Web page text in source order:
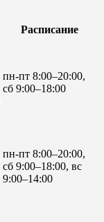
Расписание
пн-пт 8:00–20:00,
сб 9:00–18:00
пн-пт 8:00–20:00,
сб 9:00–18:00, вс
9:00–14:00